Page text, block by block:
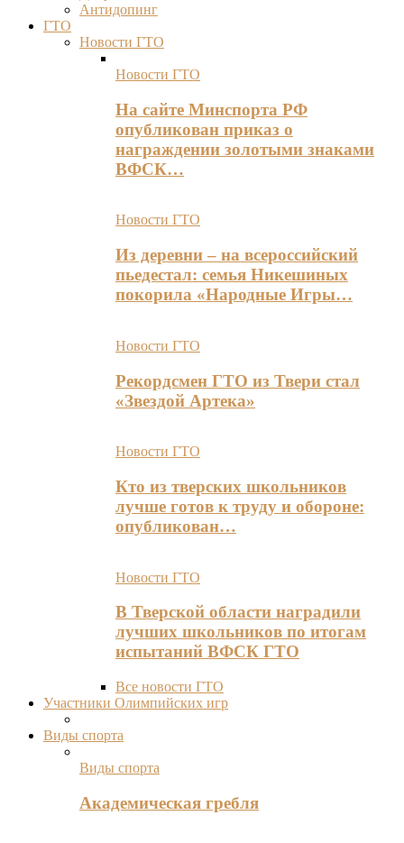
Антидопинг
ГТО
Новости ГТО
Новости ГТО
На сайте Минспорта РФ
опубликован приказ о
награждении золотыми знаками
ВФСК…
Новости ГТО
Из деревни – на всероссийский
пьедестал: семья Никешиных
покорила «Народные Игры…
Новости ГТО
Рекордсмен ГТО из Твери стал
«Звездой Артека»
Новости ГТО
Кто из тверских школьников
лучше готов к труду и обороне:
опубликован…
Новости ГТО
В Тверской области наградили
лучших школьников по итогам
испытаний ВФСК ГТО
Все новости ГТО
Участники Олимпийских игр
Виды спорта
Виды спорта
Академическая гребля